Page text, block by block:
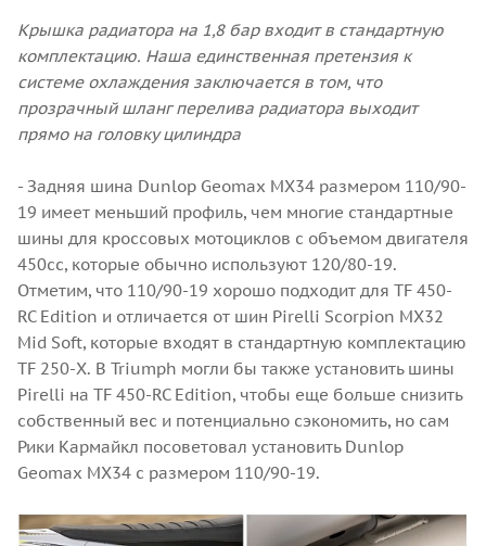
Крышка радиатора на 1,8 бар входит в стандартную
комплектацию. Наша единственная претензия к
системе охлаждения заключается в том, что
прозрачный шланг перелива радиатора выходит
прямо на головку цилиндра
- Задняя шина Dunlop Geomax MX34 размером 110/90-
19 имеет меньший профиль, чем многие стандартные
шины для кроссовых мотоциклов с объемом двигателя
450сс, которые обычно используют 120/80-19.
Отметим, что 110/90-19 хорошо подходит для TF 450-
RC Edition и отличается от шин Pirelli Scorpion MX32
Mid Soft, которые входят в стандартную комплектацию
TF 250-X. В Triumph могли бы также установить шины
Pirelli на TF 450-RC Edition, чтобы еще больше снизить
собственный вес и потенциально сэкономить, но сам
Рики Кармайкл посоветовал установить Dunlop
Geomax MX34 с размером 110/90-19.